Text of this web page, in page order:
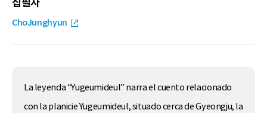
집필자
ChoJunghyun
La leyenda “Yugeumideul” narra el cuento relacionado
con la planicie Yugeumideul, situado cerca de Gyeongju, la